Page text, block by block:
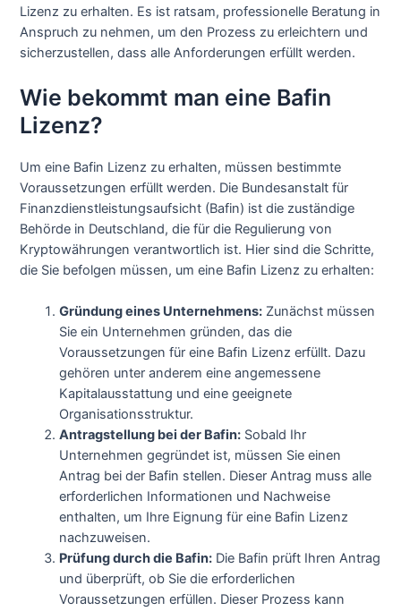
Lizenz zu erhalten. Es ist ratsam, professionelle Beratung in
Anspruch zu nehmen, um den Prozess zu erleichtern und
sicherzustellen, dass alle Anforderungen erfüllt werden.
Wie bekommt man eine Bafin
Lizenz?
Um eine Bafin Lizenz zu erhalten, müssen bestimmte
Voraussetzungen erfüllt werden. Die Bundesanstalt für
Finanzdienstleistungsaufsicht (Bafin) ist die zuständige
Behörde in Deutschland, die für die Regulierung von
Kryptowährungen verantwortlich ist. Hier sind die Schritte,
die Sie befolgen müssen, um eine Bafin Lizenz zu erhalten:
Gründung eines Unternehmens: Zunächst müssen
Sie ein Unternehmen gründen, das die
Voraussetzungen für eine Bafin Lizenz erfüllt. Dazu
gehören unter anderem eine angemessene
Kapitalausstattung und eine geeignete
Organisationsstruktur.
Antragstellung bei der Bafin: Sobald Ihr
Unternehmen gegründet ist, müssen Sie einen
Antrag bei der Bafin stellen. Dieser Antrag muss alle
erforderlichen Informationen und Nachweise
enthalten, um Ihre Eignung für eine Bafin Lizenz
nachzuweisen.
Prüfung durch die Bafin: Die Bafin prüft Ihren Antrag
und überprüft, ob Sie die erforderlichen
Voraussetzungen erfüllen. Dieser Prozess kann